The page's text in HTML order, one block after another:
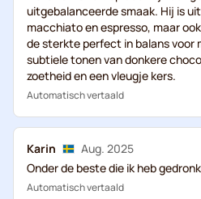
uitgebalanceerde smaak. Hij is
macchiato en espresso, maar
de sterkte perfect in balans voor
subtiele tonen van donkere
zoetheid en een vleugje kers.
Automatisch vertaald
Karin
Aug. 2025
Onder de beste die ik heb
Automatisch vertaald